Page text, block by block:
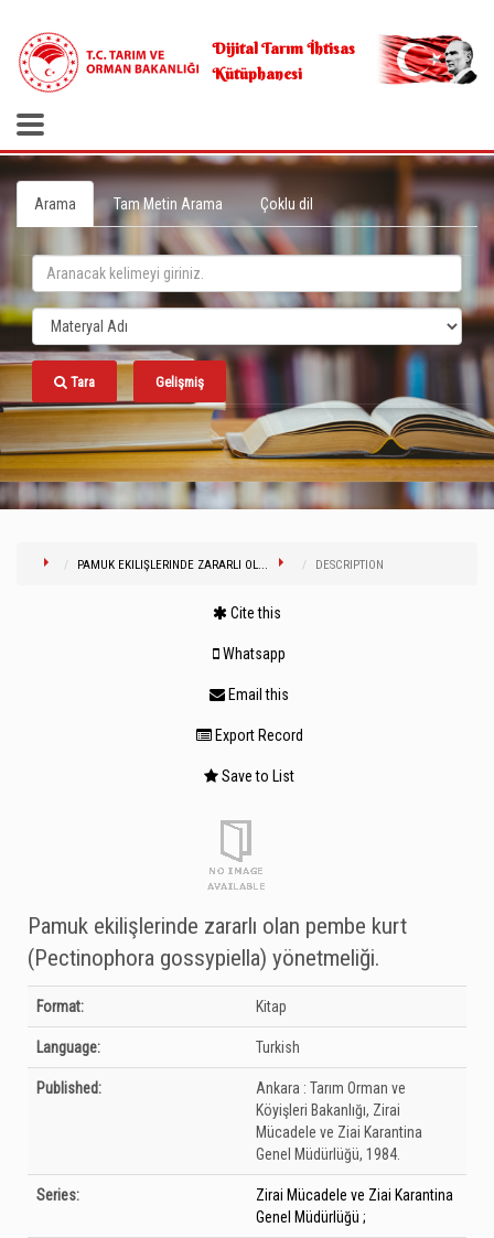
Dijital Tarım İhtisas
Kütüphanesi
Arama Tam Metin Arama Çoklu dil
Tara Gelişmiş
PAMUK EKILIŞLERINDE ZARARLI OL... DESCRIPTION
Cite this
Whatsapp
Email this
Export Record
Save to List
Pamuk ekilişlerinde zararlı olan pembe kurt
(Pectinophora gossypiella) yönetmeliği.
Bibliographic Details
Format: Kitap
Language: Turkish
Published: Ankara : Tarım Orman ve
Köyişleri Bakanlığı, Zirai
Mücadele ve Ziai Karantina
Genel Müdürlüğü, 1984.
Series:
Zirai Mücadele ve Ziai Karantina
Genel Müdürlüğü ;